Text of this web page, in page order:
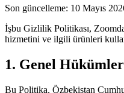
Son güncelleme: 10 Mayıs
İşbu Gizlilik Politikası,
hizmetini ve ilgili ürünleri
1. Genel Hükümler
Bu Politika, Özbekistan